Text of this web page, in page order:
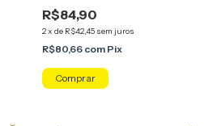
R$84,90
2x de R$42,45 sem juros
R$80,66 com Pix